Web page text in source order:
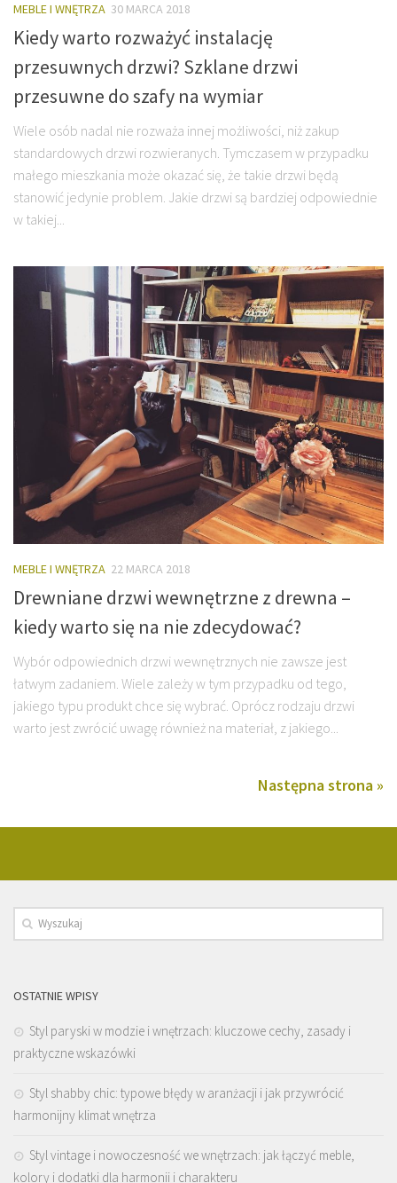
MEBLE I WNĘTRZA 30 MARCA 2018
Kiedy warto rozważyć instalację
przesuwnych drzwi? Szklane drzwi
przesuwne do szafy na wymiar
Wiele osób nadal nie rozważa innej możliwości, niż zakup
standardowych drzwi rozwieranych. Tymczasem w przypadku
małego mieszkania może okazać się, że takie drzwi będą
stanowić jedynie problem. Jakie drzwi są bardziej odpowiednie
w takiej...
MEBLE I WNĘTRZA 22 MARCA 2018
Drewniane drzwi wewnętrzne z drewna –
kiedy warto się na nie zdecydować?
Wybór odpowiednich drzwi wewnętrznych nie zawsze jest
łatwym zadaniem. Wiele zależy w tym przypadku od tego,
jakiego typu produkt chce się wybrać. Oprócz rodzaju drzwi
warto jest zwrócić uwagę również na materiał, z jakiego...
Następna strona »
OSTATNIE WPISY
Styl paryski w modzie i wnętrzach: kluczowe cechy, zasady i
praktyczne wskazówki
Styl shabby chic: typowe błędy w aranżacji i jak przywrócić
harmonijny klimat wnętrza
Styl vintage i nowoczesność we wnętrzach: jak łączyć meble,
kolory i dodatki dla harmonii i charakteru